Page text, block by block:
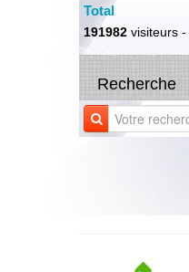
Total
191982 visiteurs -
Recherche